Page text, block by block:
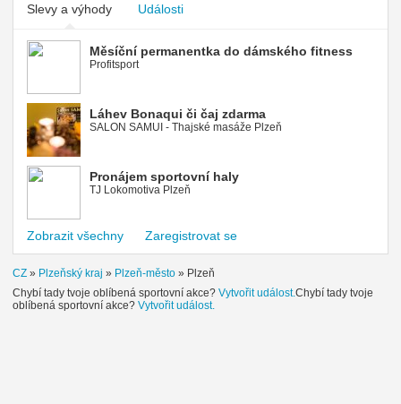
Slevy a výhody Události
Měsíční permanentka do dámského fitness
Profitsport
Láhev Bonaqui či čaj zdarma
SALON SAMUI - Thajské masáže Plzeň
Pronájem sportovní haly
TJ Lokomotiva Plzeň
Zobrazit všechny Zaregistrovat se
CZ » Plzeňský kraj » Plzeň-město » Plzeň
Chybí tady tvoje oblíbená sportovní akce? Vytvořit událost.Chybí tady tvoje
oblíbená sportovní akce? Vytvořit událost.